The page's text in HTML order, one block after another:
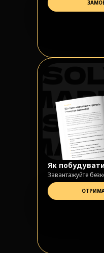
Як
Завантажуйте